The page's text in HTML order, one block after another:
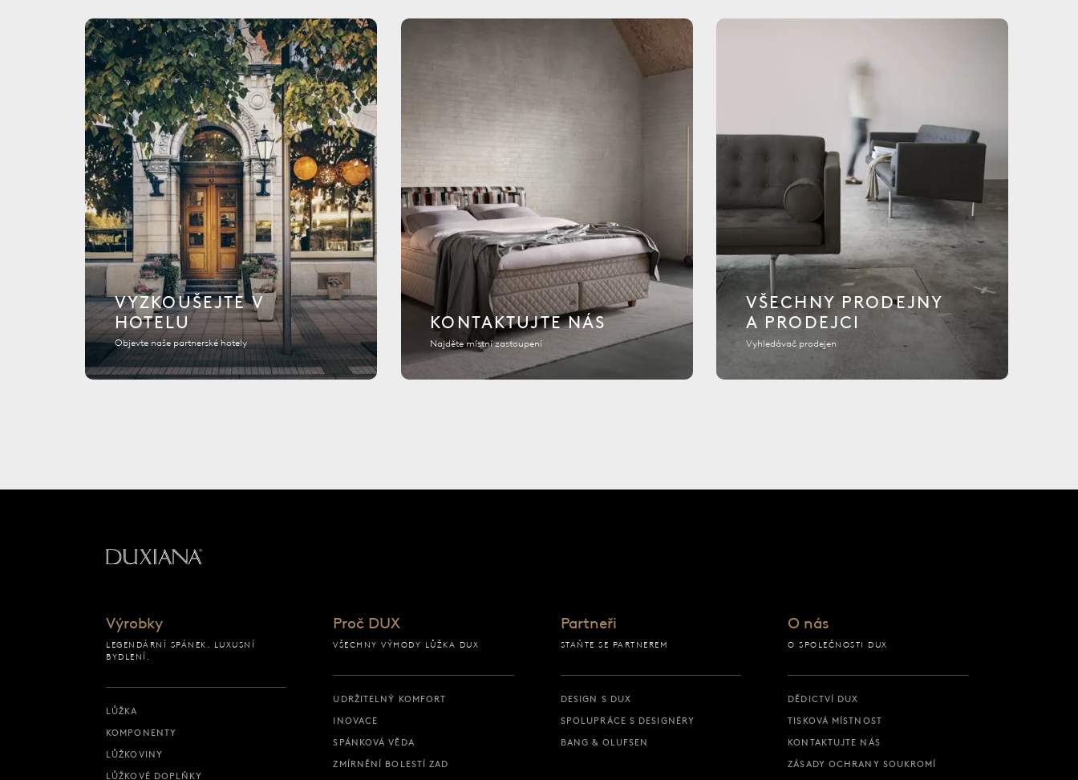
VYZKOUŠEJTE V
HOTELU
Objevte naše partnerské hotely
KONTAKTUJTE NÁS
Najděte místní zastoupení
VŠECHNY PRODEJNY
A PRODEJCI
Vyhledávač prodejen
Zpět na výchozí stránku
Výrobky
LEGENDÁRNÍ SPÁNEK. LUXUSNÍ
BYDLENÍ.
LŮŽKA
KOMPONENTY
LŮŽKOVINY
LŮŽKOVÉ DOPLŇKY
Proč DUX
VŠECHNY VÝHODY LŮŽKA DUX
UDRŽITELNÝ KOMFORT
INOVACE
SPÁNKOVÁ VĚDA
ZMÍRNĚNÍ BOLESTÍ ZAD
Partneři
STAŇTE SE PARTNEREM
DESIGN S DUX
SPOLUPRÁCE S DESIGNÉRY
BANG & OLUFSEN
O nás
O SPOLEČNOSTI DUX
DĚDICTVÍ DUX
TISKOVÁ MÍSTNOST
KONTAKTUJTE NÁS
ZÁSADY OCHRANY SOUKROMÍ